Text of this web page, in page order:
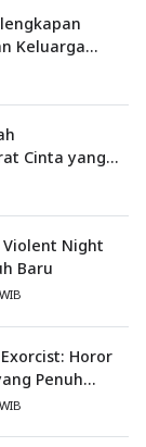
Keluarga
yang
Cinta yang
Violent Night
Baru
Horor
Penuh